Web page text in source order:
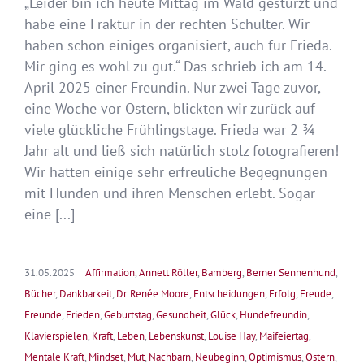
habe eine Fraktur in der rechten Schulter. Wir
haben schon einiges organisiert, auch für Frieda.
Mir ging es wohl zu gut.“ Das schrieb ich am 14.
April 2025 einer Freundin. Nur zwei Tage zuvor,
eine Woche vor Ostern, blickten wir zurück auf
viele glückliche Frühlingstage. Frieda war 2 ¾
Jahr alt und ließ sich natürlich stolz fotografieren!
Wir hatten einige sehr erfreuliche Begegnungen
mit Hunden und ihren Menschen erlebt. Sogar
eine [...]
31.05.2025 | Affirmation,Annett Röller, Bamberg, Berner Sennenhund,
Bücher, Dankbarkeit, Dr. Renée Moore, Entscheidungen, Erfolg, Freude,
Freunde, Frieden,Geburtstag,Gesundheit,Glück, Hundefreundin,
Klavierspielen, Kraft, Leben, Lebenskunst, Louise Hay, Maifeiertag,
Mentale Kraft, Mindset, Mut, Nachbarn, Neubeginn,Optimismus,Ostern,